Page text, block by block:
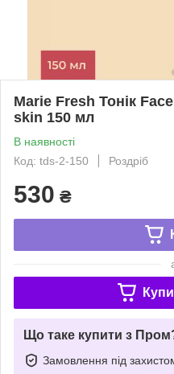
Marie Fresh Тонік
skin 150 мл
В наявності
Код: tds-2-150
Роздріб
530 ₴
Що таке купити з
Замовлення під